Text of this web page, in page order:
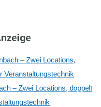
– Zwei Locations, doppelt